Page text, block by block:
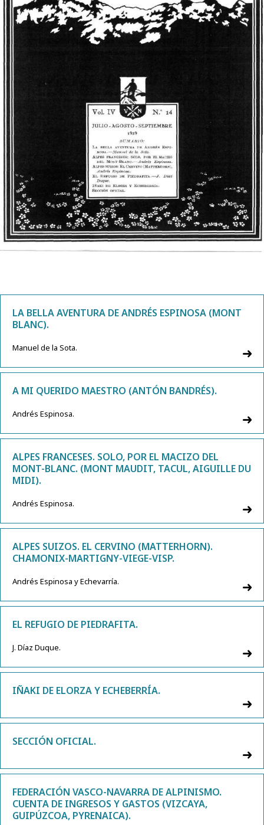
LA BELLA AVENTURA DE ANDRÉS ESPINOSA (MONT
BLANC).
Manuel de la Sota.
A MI QUERIDO MAESTRO (ANTÓN BANDRÉS).
Andrés Espinosa.
ALPES FRANCESES. SOLO, POR EL MACIZO DEL
MONT-BLANC. (MONT MAUDIT, TACUL, AIGUILLE DU
MIDI).
Andrés Espinosa.
ALPES SUIZOS. EL CERVINO (MATTERHORN).
CHAMONIX-MARTIGNY-VIEGE-VISP.
Andrés Espinosa y Echevarría.
EL REFUGIO DE PIEDRAFITA.
J. Díaz Duque.
IÑAKI DE ELORZA Y ECHEBERRÍA.
SECCIÓN OFICIAL.
FEDERACIÓN VASCO-NAVARRA DE ALPINISMO.
CUENTA DE INGRESOS Y GASTOS (VIZCAYA,
GUIPÚZCOA, PYRENAICA).